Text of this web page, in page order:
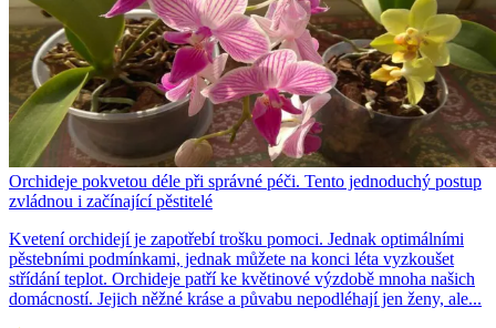
Orchideje pokvetou déle při správné péči. Tento jednoduchý postup
zvládnou i začínající pěstitelé
Kvetení orchidejí je zapotřebí trošku pomoci. Jednak optimálními
pěstebními podmínkami, jednak můžete na konci léta vyzkoušet
střídání teplot. Orchideje patří ke květinové výzdobě mnoha našich
domácností. Jejich něžné kráse a půvabu nepodléhají jen ženy, ale...